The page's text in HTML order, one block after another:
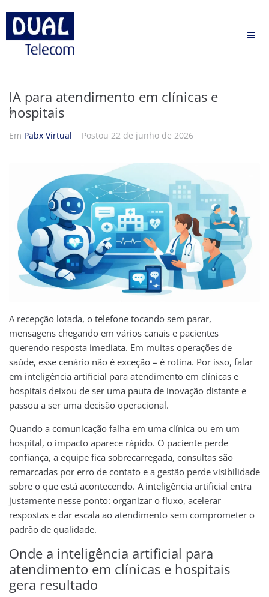
IA para atendimento em clínicas e
hospitais
Em Pabx Virtual Postou 22 de junho de 2026
A recepção lotada, o telefone tocando sem parar,
mensagens chegando em vários canais e pacientes
querendo resposta imediata. Em muitas operações de
saúde, esse cenário não é exceção – é rotina. Por isso, falar
em inteligência artificial para atendimento em clínicas e
hospitais deixou de ser uma pauta de inovação distante e
passou a ser uma decisão operacional.
Quando a comunicação falha em uma clínica ou em um
hospital, o impacto aparece rápido. O paciente perde
confiança, a equipe fica sobrecarregada, consultas são
remarcadas por erro de contato e a gestão perde visibilidade
sobre o que está acontecendo. A inteligência artificial entra
justamente nesse ponto: organizar o fluxo, acelerar
respostas e dar escala ao atendimento sem comprometer o
padrão de qualidade.
Onde a inteligência artificial para
atendimento em clínicas e hospitais
gera resultado